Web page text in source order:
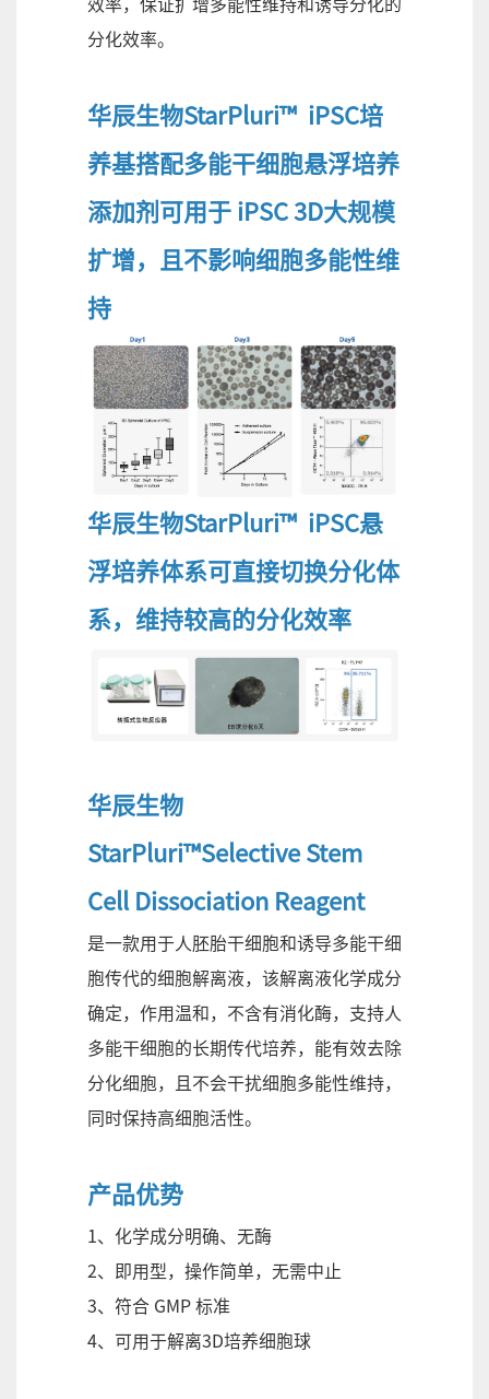
效率，保证扩增多能性维持和诱导分化的
分化效率。
华辰生物StarPluri™ iPSC培
养基搭配多能干细胞悬浮培养
添加剂可用于 iPSC 3D大规模
扩增，且不影响细胞多能性维
持
华辰生物StarPluri™ iPSC悬
浮培养体系可直接切换分化体
系，维持较高的分化效率
华辰生物
StarPluri™Selective Stem
Cell Dissociation Reagent
是一款用于人胚胎干细胞和诱导多能干细
胞传代的细胞解离液，该解离液化学成分
确定，作用温和，不含有消化酶，支持人
多能干细胞的长期传代培养，能有效去除
分化细胞，且不会干扰细胞多能性维持，
同时保持高细胞活性。
产品优势
1、化学成分明确、无酶
2、即用型，操作简单，无需中止
3、符合 GMP 标准
4、可用于解离3D培养细胞球